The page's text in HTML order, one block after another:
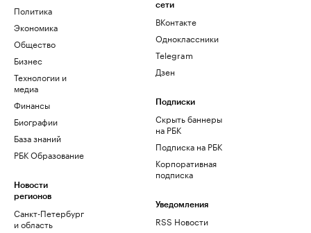
Политика
Экономика
Общество
Бизнес
Технологии и
медиа
Финансы
Биографии
База знаний
РБК Образование
Новости
регионов
Санкт-Петербург
и область
сети
ВКонтакте
Одноклассники
Telegram
Дзен
Подписки
Скрыть баннеры
на РБК
Подписка на РБК
Корпоративная
подписка
Уведомления
RSS Новости